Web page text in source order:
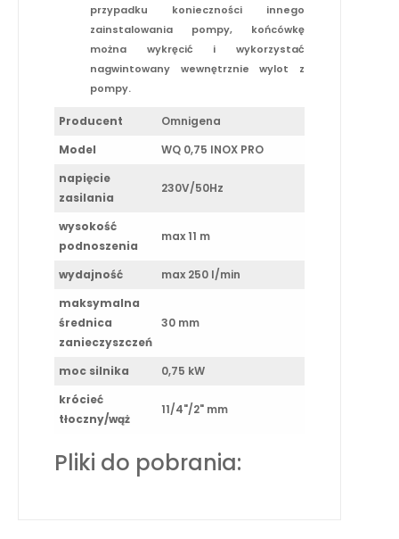
przypadku konieczności innego
zainstalowania pompy, końcówkę
można wykręcić i wykorzystać
nagwintowany wewnętrznie wylot z
pompy.
Producent
Omnigena
Model
WQ 0,75 INOX PRO
napięcie
zasilania
230V/50Hz
wysokość
podnoszenia
max 11 m
wydajność
max 250 l/min
maksymalna
średnica
zanieczyszczeń
30 mm
moc silnika
0,75 kW
krócieć
tłoczny/wąż
11/4"/2" mm
Pliki do pobrania: